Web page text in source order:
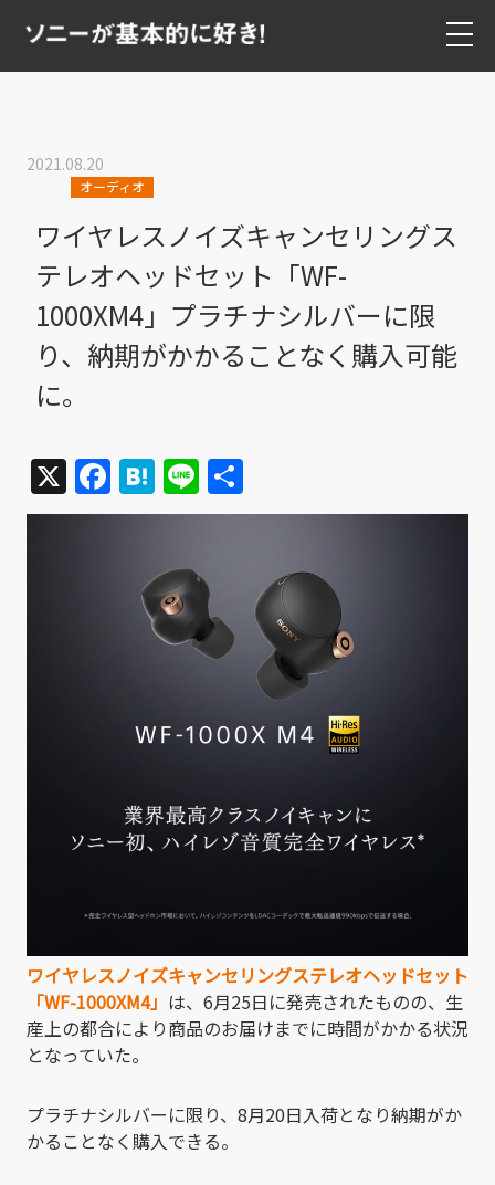
2021.08.20
オーディオ
ワイヤレスノイズキャンセリングス
テレオヘッドセット「WF-
1000XM4」プラチナシルバーに限
り、納期がかかることなく購入可能
に。
X Facebook
Hatena
Line
有
ワイヤレスノイズキャンセリングステレオヘッドセット
「WF-1000XM4」 は、6月25日に発売されたものの、生
産上の都合により商品のお届けまでに時間がかかる状況
となっていた。
プラチナシルバーに限り、8月20日入荷となり納期がか
かることなく購入できる。